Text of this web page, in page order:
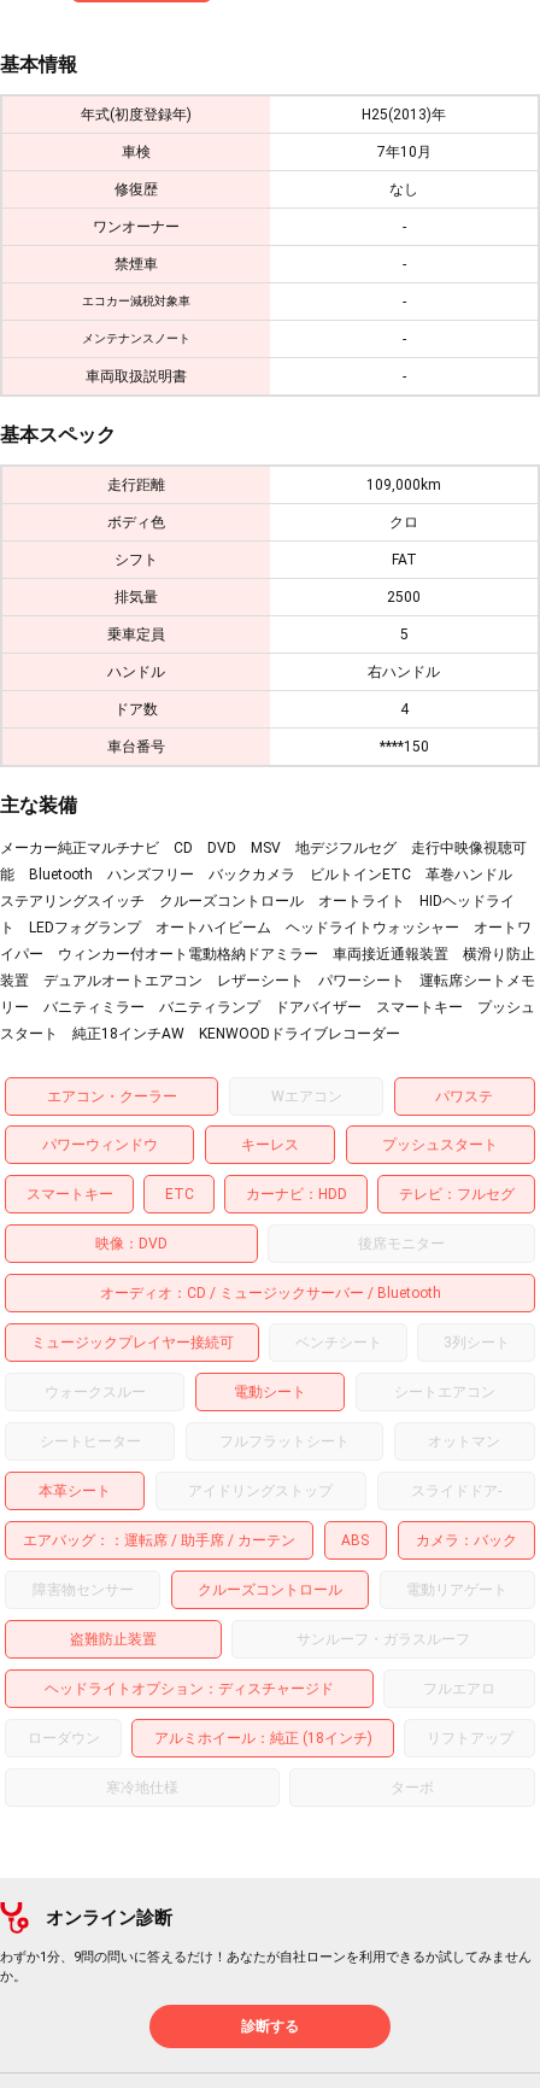
基本情報
年式(初度登録年) H25(2013)年
車検 7年10月
修復歴 なし
ワンオーナー -
禁煙車 -
エコカー減税対象車 -
メンテナンスノート -
車両取扱説明書 -
基本スペック
走行距離 109,000km
ボディ色 クロ
シフト FAT
排気量 2500
乗車定員 5
ハンドル 右ハンドル
ドア数 4
車台番号 ****150
主な装備
メーカー純正マルチナビ CD DVD MSV 地デジフルセグ 走行中映像視聴可
能 Bluetooth ハンズフリー バックカメラ ビルトインETC 革巻ハンドル
ステアリングスイッチ クルーズコントロール オートライト HIDヘッドライ
ト LEDフォグランプ オートハイビーム ヘッドライトウォッシャー オートワ
イパー ウィンカー付オート電動格納ドアミラー 車両接近通報装置 横滑り防止
装置 デュアルオートエアコン レザーシート パワーシート 運転席シートメモ
リー バニティミラー バニティランプ ドアバイザー スマートキー プッシュ
スタート 純正18インチAW KENWOODドライブレコーダー
エアコン・クーラー Wエアコン パワステ
パワーウィンドウ キーレス プッシュスタート
スマートキー ETC カーナビ HDD テレビ フルセグ
映像 DVD 後席モニター
オーディオ CD ミュージックサーバー Bluetooth
ミュージックプレイヤー接続可 ベンチシート 3列シート
ウォークスルー 電動シート シートエアコン
シートヒーター フルフラットシート オットマン
本革シート アイドリングストップ スライドドア-
エアバッグ： 運転席 助手席 カーテン ABS カメラ バック
障害物センサー クルーズコントロール 電動リアゲート
盗難防止装置 サンルーフ・ガラスルーフ
ヘッドライトオプション ディスチャージド フルエアロ
ローダウン アルミホイール：純正 (18インチ) リフトアップ
寒冷地仕様 ターボ
オンライン診断
わずか1分、9問の問いに答えるだけ！あなたが自社ローンを利用できるか試してみません
か。
診断する